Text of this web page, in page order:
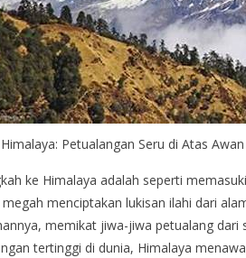
Petualangan Seru di Atas Awan
ke Himalaya adalah seperti
menciptakan lukisan ilahi dari
memikat jiwa-jiwa petualang dari
tertinggi di dunia, Himalaya